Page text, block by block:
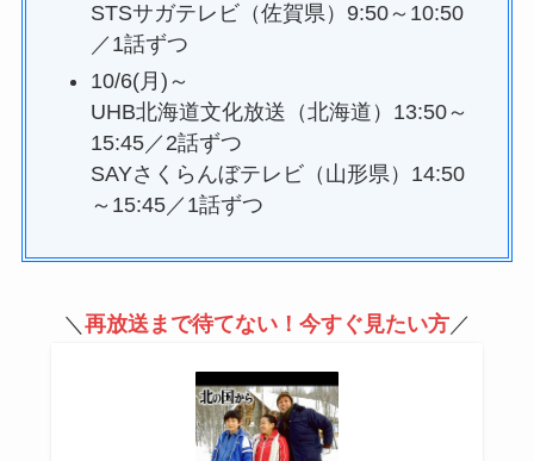
STSサガテレビ（佐賀県）9:50～10:50
／1話ずつ
10/6(月)～
UHB北海道文化放送（北海道）13:50～
15:45／2話ずつ
SAYさくらんぼテレビ（山形県）14:50
～15:45／1話ずつ
＼ 再放送まで待てない！今すぐ見たい方 ／